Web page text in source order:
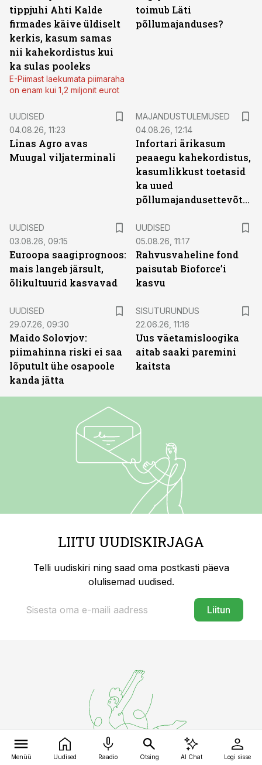
tippjuhi Ahti Kalde
firmades käive üldiselt
kerkis, kasum samas
nii kahekordistus kui
ka sulas pooleks
E-Piimast laekumata piimaraha
on enam kui 1,2 miljonit eurot
toimub Läti
põllumajanduses?
UUDISED
04.08.26, 11:23
Linas Agro avas
Muugal viljaterminali
MAJANDUSTULEMUSED
04.08.26, 12:14
Infortari ärikasum
peaaegu kahekordistus,
kasumlikkust toetasid
ka uued
põllumajandusettevõtted
UUDISED
03.08.26, 09:15
Euroopa saagiprognoos:
mais langeb järsult,
õlikultuurid kasvavad
UUDISED
05.08.26, 11:17
Rahvusvaheline fond
paisutab Bioforce’i
kasvu
UUDISED
29.07.26, 09:30
Maido Solovjov:
piimahinna riski ei saa
lõputult ühe osapoole
kanda jätta
SISUTURUNDUS
22.06.26, 11:16
Uus väetamisloogika
aitab saaki paremini
kaitsta
LIITU UUDISKIRJAGA
Telli uudiskiri ning saad oma postkasti päeva
olulisemad uudised.
Liitun
Menüü Uudised Raadio Otsing AI Chat Logi sisse